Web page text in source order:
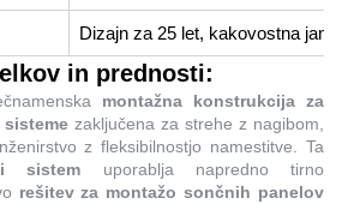
Dizajn za 25 let, kakovostna
in prednosti:
montažna konstrukcija za
zaključena za strehe z nagibom,
z fleksibilnostjo namestitve. Ta
sistem uporablja napredno tirno
rešitev za montažo sončnih panelov